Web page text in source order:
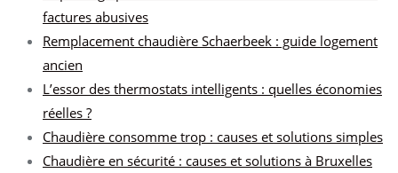
factures abusives
Remplacement chaudière Schaerbeek : guide logement
ancien
L’essor des thermostats intelligents : quelles économies
réelles ?
Chaudière consomme trop : causes et solutions simples
Chaudière en sécurité : causes et solutions à Bruxelles